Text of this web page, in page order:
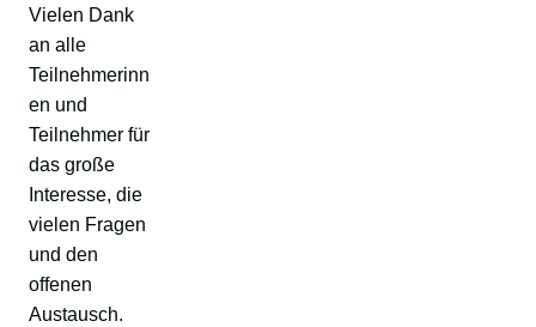
Vielen Dank
an alle
Teilnehmerinn
en und
Teilnehmer für
das große
Interesse, die
vielen Fragen
und den
offenen
Austausch.